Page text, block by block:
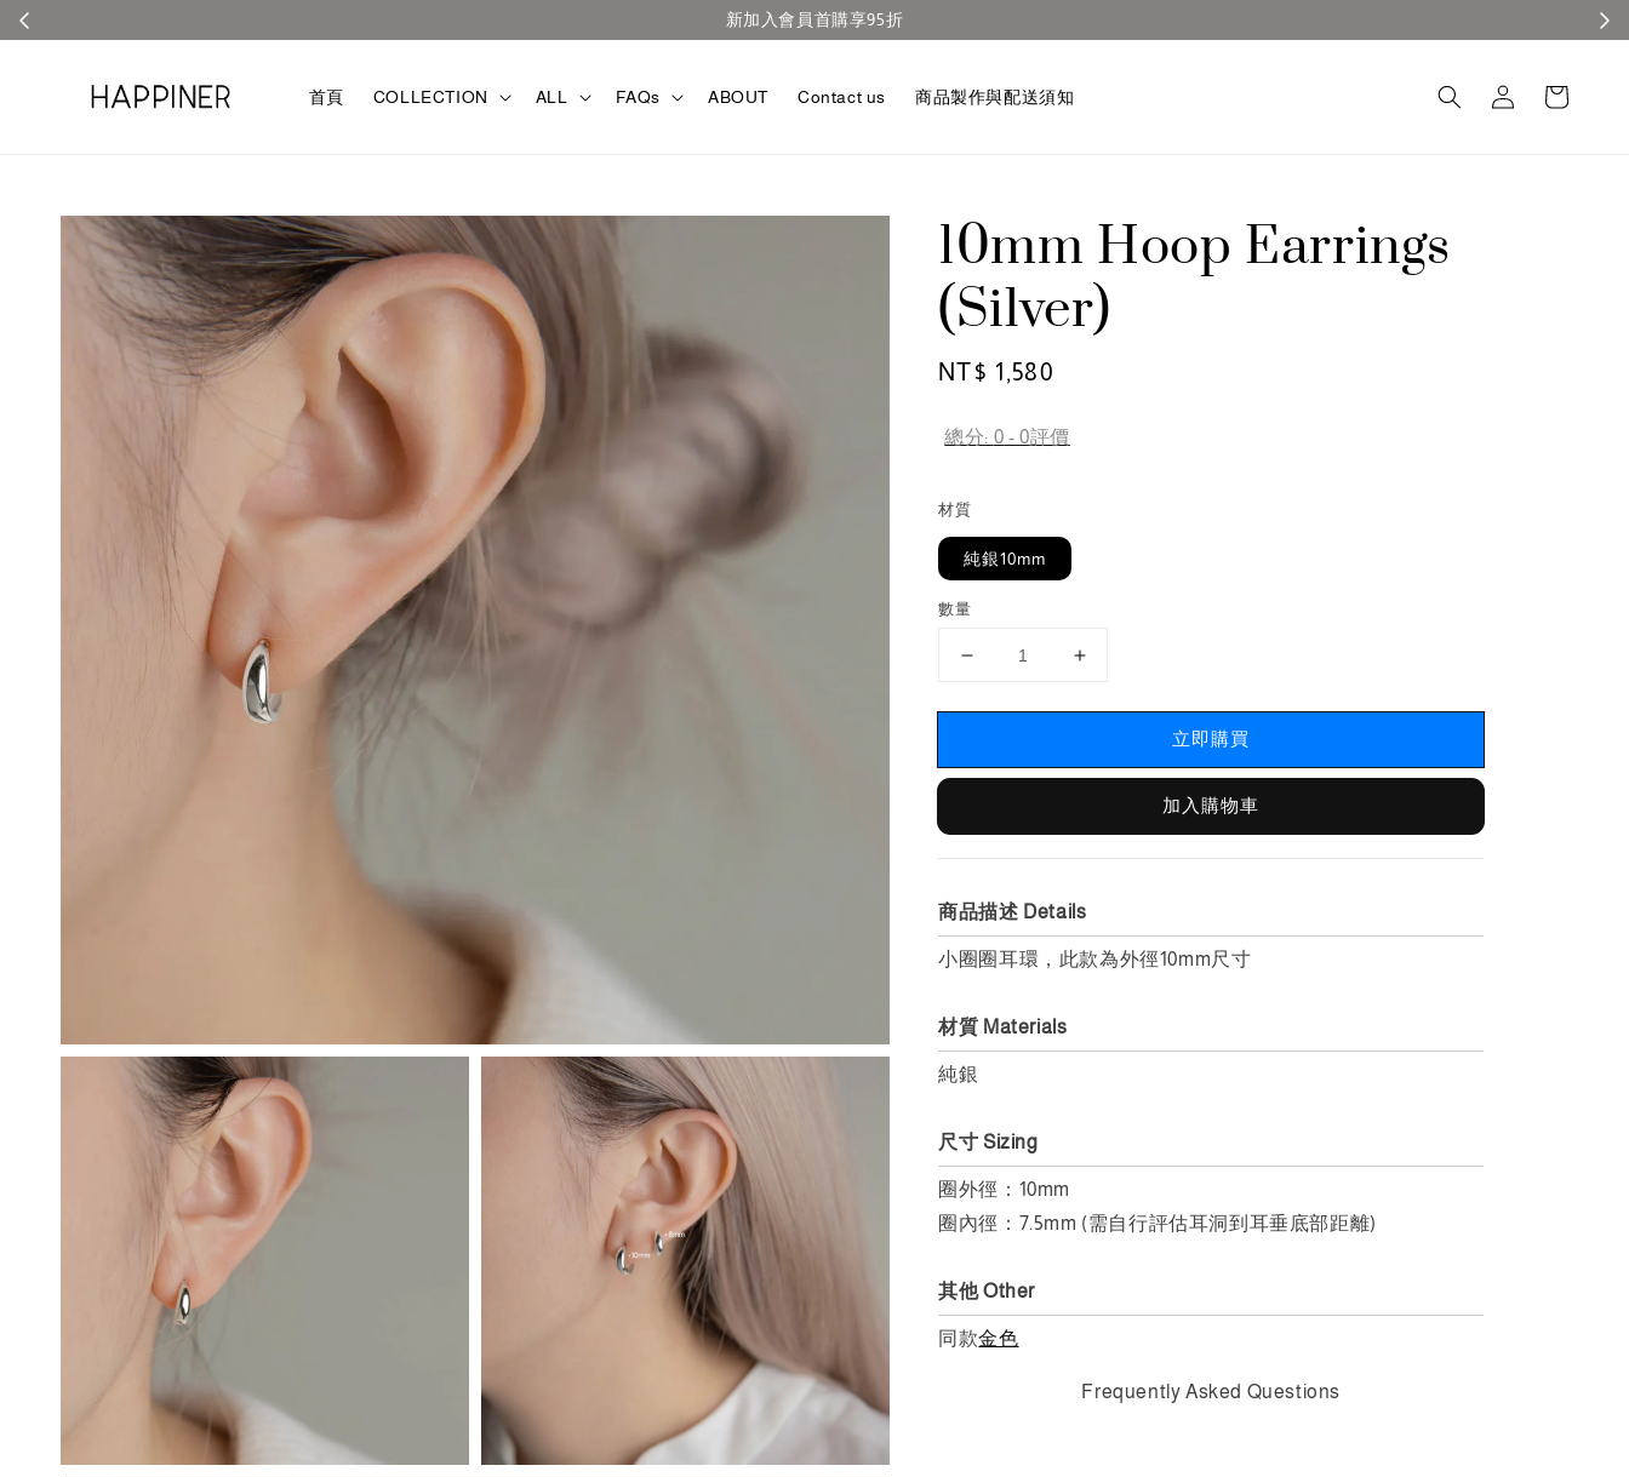
官網滿TWD3000免運
首頁 COLLECTION ALL FAQs ABOUT Contact us 商品製作與配送須知
10mm Hoop Earrings
(Silver)
Regular
NT$ 1,580
總分: 0 -0評價
材質
純銀10mm
數量
立即購買
加入購物車
商品描述 Details
小圈圈耳環，此款為外徑10mm尺寸
材質 Materials
純銀
尺寸 Sizing
圈外徑：10mm
圈內徑：7.5mm (需自行評估耳洞到耳垂底部距離)
其他 Other
同款金色
Frequently Asked Questions